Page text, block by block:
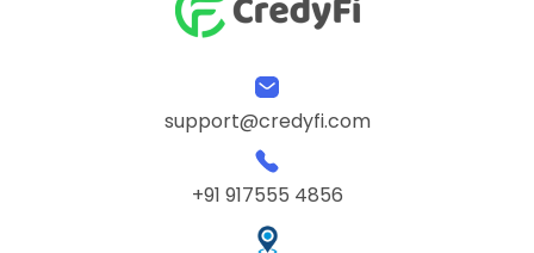
support@credyfi.com
+91 917555 4856